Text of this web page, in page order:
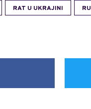
RAT U UKRAJINI